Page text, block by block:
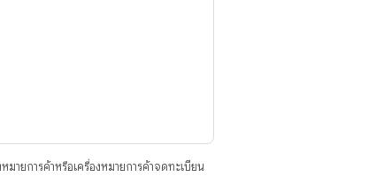
ายการค้าหรือเครื่องหมายการค้าจดทะเบียน